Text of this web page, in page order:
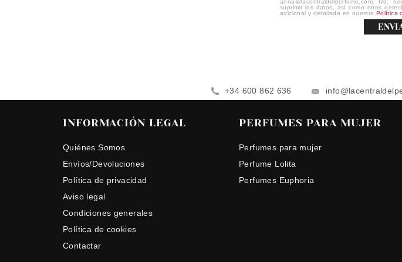
anna@lacentraldelperfume.com. Ud.
suprimir los datos, así como otros
adicional y detallada en nuestra Política
+34 600 862 636
INFORMACIÓN LEGAL
Quiénes Somos
Envíos/Devoluciones
Política de privacidad
Aviso legal
Condiciones generales
Política de cookies
Contactar
PERFUMES PARA MUJER
Perfumes para mujer
Perfume Lolita
Perfumes Euphoria